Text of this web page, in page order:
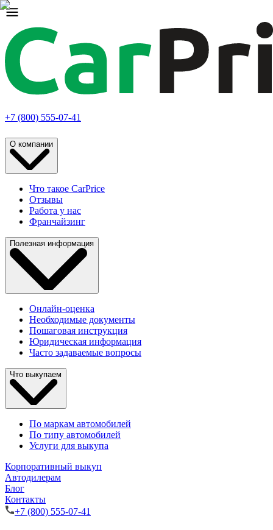
+7 (800) 555-07-41
О компании
Что такое CarPrice
Отзывы
Работа у нас
Франчайзинг
Полезная информация
Онлайн-оценка
Необходимые документы
Пошаговая инструкция
Юридическая информация
Часто задаваемые вопросы
Что выкупаем
По маркам автомобилей
По типу автомобилей
Услуги для выкупа
Корпоративный выкуп
Автодилерам
Блог
Контакты
+7 (800) 555-07-41